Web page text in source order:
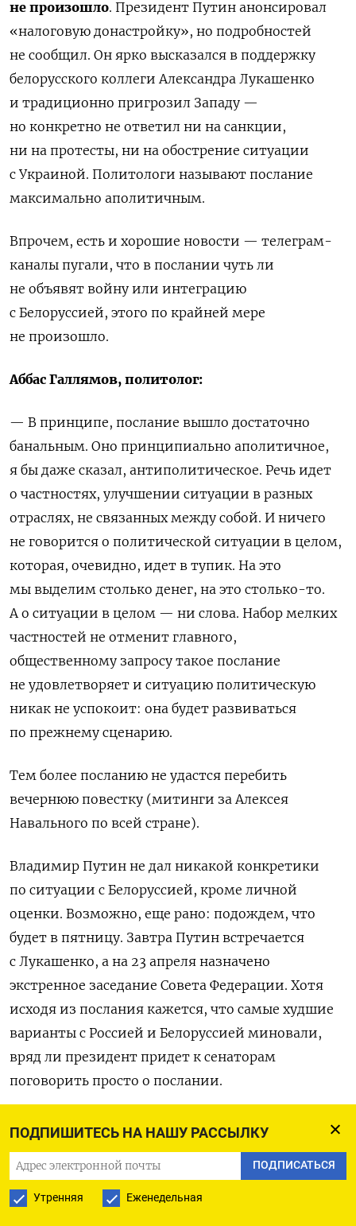
ПОДПИШИТЕСЬ НА НАШУ РАССЫЛКУ
ПОДПИСАТЬСЯ
Утренняя Еженедельная
не произошло. Президент Путин анонсировал
«налоговую донастройку», но подробностей
не сообщил. Он ярко высказался в поддержку
белорусского коллеги Александра Лукашенко
и традиционно пригрозил Западу —
но конкретно не ответил ни на санкции,
ни на протесты, ни на обострение ситуации
с Украиной. Политологи называют послание
максимально аполитичным.
Впрочем, есть и хорошие новости — телеграм-
каналы пугали, что в послании чуть ли
не объявят войну или интеграцию
с Белоруссией, этого по крайней мере
не произошло.
Аббас Галлямов, политолог:
— В принципе, послание вышло достаточно
банальным. Оно принципиально аполитичное,
я бы даже сказал, антиполитическое. Речь идет
о частностях, улучшении ситуации в разных
отраслях, не связанных между собой. И ничего
не говорится о политической ситуации в целом,
которая, очевидно, идет в тупик. На это
мы выделим столько денег, на это столько-то.
А о ситуации в целом — ни слова. Набор мелких
частностей не отменит главного,
общественному запросу такое послание
не удовлетворяет и ситуацию политическую
никак не успокоит: она будет развиваться
по прежнему сценарию.
Тем более посланию не удастся перебить
вечернюю повестку (митинги за Алексея
Навального по всей стране).
Владимир Путин не дал никакой конкретики
по ситуации с Белоруссией, кроме личной
оценки. Возможно, еще рано: подождем, что
будет в пятницу. Завтра Путин встречается
с Лукашенко, а на 23 апреля назначено
экстренное заседание Совета Федерации. Хотя
исходя из послания кажется, что самые худшие
варианты с Россией и Белоруссией миновали,
вряд ли президент придет к сенаторам
поговорить просто о послании.
Лично я не особо верю в вариант объединения
которая этого, в принципе, хочет, вроде Крыма,
это легко. А там, где это вызовет протесты, где